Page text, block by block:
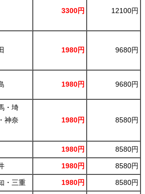
3300円 12100円
1980円 9680円
1980円 9680円
・埼
神奈
1980円 8580円
1980円 8580円
1980円 8580円
・三重 1980円 8580円